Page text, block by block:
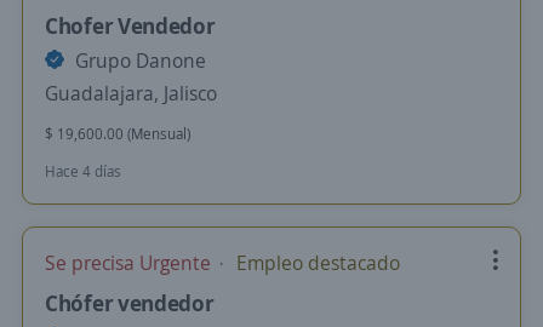
Chofer Vendedor
Grupo Danone
Guadalajara, Jalisco
$ 19,600.00 (Mensual)
Hace 4 días
Se precisa Urgente Empleo destacado
Chófer vendedor